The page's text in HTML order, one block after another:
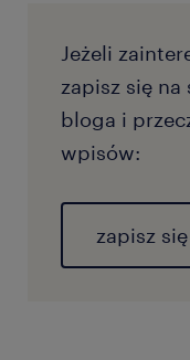
Jeżeli
zapisz się
bloga i
wpisów:
zapisz się